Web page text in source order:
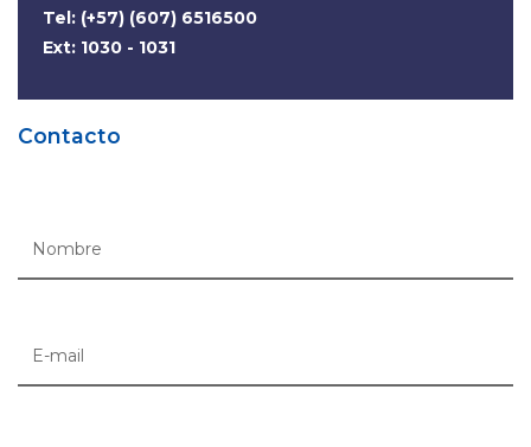
Tel: (+57) (607) 6516500
Ext: 1030 - 1031
Contacto